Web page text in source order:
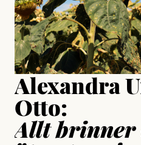
Jesper Lundby
Publicerad15 July, 2026
Uppdaterad15 July, 2026
Alexandra
Otto:
Allt brinner